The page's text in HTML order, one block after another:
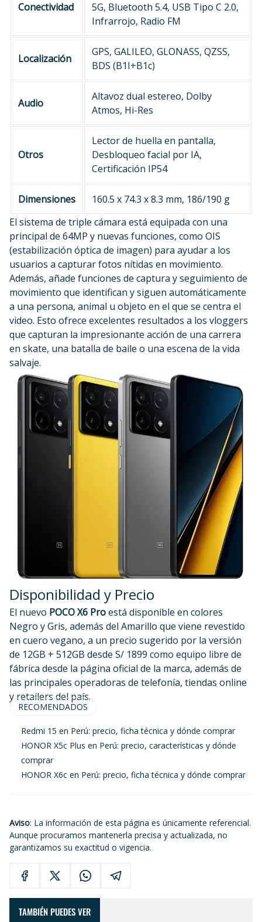
Conectividad
5G, Bluetooth 5.4, USB Tipo C 2.0,
Infrarrojo, Radio FM
Localización
GPS, GALILEO, GLONASS, QZSS,
BDS (B1I+B1c)
Audio
Altavoz dual estereo, Dolby
Atmos, Hi-Res
Otros
Lector de huella en pantalla,
Desbloqueo facial por IA,
Certificación IP54
Dimensiones
160.5 x 74.3 x 8.3 mm, 186/190 g
El sistema de triple cámara está equipada con una
principal de 64MP y nuevas funciones, como OIS
(estabilización óptica de imagen) para ayudar a los
usuarios a capturar fotos nítidas en movimiento.
Además, añade funciones de captura y seguimiento de
movimiento que identifican y siguen automáticamente
a una persona, animal u objeto en el que se centra el
video. Esto ofrece excelentes resultados a los vloggers
que capturan la impresionante acción de una carrera
en skate, una batalla de baile o una escena de la vida
salvaje.
Disponibilidad y Precio
El nuevo POCO X6 Proestá disponible en colores
Negro y Gris, además del Amarillo que viene revestido
en cuero vegano, a un precio sugerido por la versión
de 12GB + 512GB desde S/ 1899 como equipo libre de
fábrica desde la página oficial de la marca, además de
las principales operadoras de telefonía, tiendas online
y retailers del país.
RECOMENDADOS
Redmi 15 en Perú: precio, ficha técnica y dónde comprar
HONOR X5c Plus en Perú: precio, características y dónde
comprar
HONOR X6c en Perú: precio, ficha técnica y dónde comprar
Aviso: La información de esta página es únicamente referencial.
Aunque procuramos mantenerla precisa y actualizada, no
garantizamos su exactitud o vigencia.
TAMBIÉN PUEDES VER